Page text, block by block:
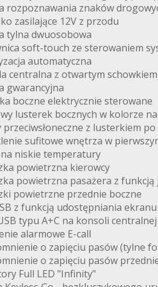
rozpoznawania znaków
zasilające 12V z przodu
tylna dwuosobowa
soft-touch ze sterowaniem
automatyczna
centralna z otwartym schowkiem
gwarancyjna
boczne elektrycznie sterowane
lusterek bocznych w kolorze
przeciwsłoneczne z lusterkiem
sufitowe wnętrza w
niskie temperatury
powietrzna kierowcy
powietrzna pasażera z funkcją
powietrzne przednie boczne
z funkcją udostępniania
typu A+C na konsoli centralnej
alarmowe E-call
o zapięciu pasów (tylne
o zapięciu pasów
Full LED "Infinity"